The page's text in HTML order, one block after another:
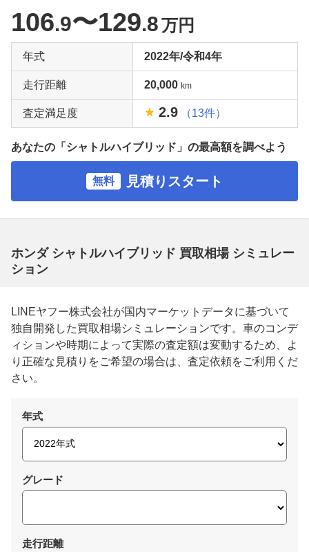
106.9〜129.8万円
年式 2022年/令和4年
走行距離 20,000 km
査定満足度 2.9 （13件）
あなたの「シャトルハイブリッド」の最高額を調べよう
無料 見積りスタート
ホンダ シャトルハイブリッド 買取相場 シミュレー
ション
LINEヤフー株式会社が国内マーケットデータに基づいて
独自開発した買取相場シミュレーションです。車のコンデ
ィションや時期によって実際の査定額は変動するため、よ
り正確な見積りをご希望の場合は、査定依頼をご利用くだ
さい。
年式
グレード
走行距離